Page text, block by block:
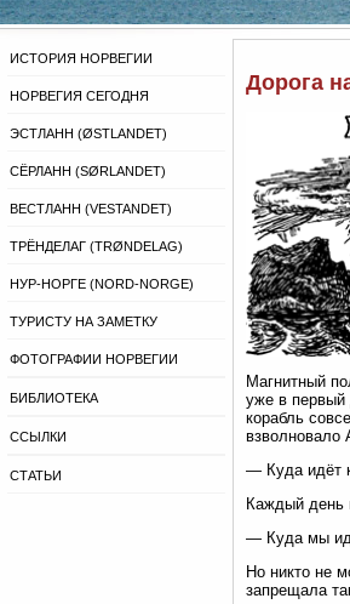
ИСТОРИЯ НОРВЕГИИ
НОРВЕГИЯ СЕГОДНЯ
ЭСТЛАНН (ØSTLANDET)
СЁРЛАНН (SØRLANDET)
ВЕСТЛАНН (VESTANDET)
ТРЁНДЕЛАГ (TRØNDELAG)
НУР-НОРГЕ (NORD-NORGE)
ТУРИСТУ НА ЗАМЕТКУ
ФОТОГРАФИИ НОРВЕГИИ
БИБЛИОТЕКА
ССЫЛКИ
СТАТЬИ
Дорога
Магнитный
уже в первый
корабль
взволновало
— Куда идёт
Каждый день
— Куда мы
Но никто не
запрещала